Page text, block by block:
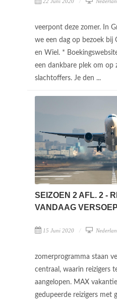
veerpont deze zomer. In
we een dag op bezoek bij
en Wiel. *
een dankbare plek om op
slachtoffers. Je den ...
SEIZOEN 2 AFL. 2 -
VANDAAG
15 Juni 2020
zomerprogramma staan
centraal, waarin reizigers
aangelopen. MAX
gedupeerde reizigers met